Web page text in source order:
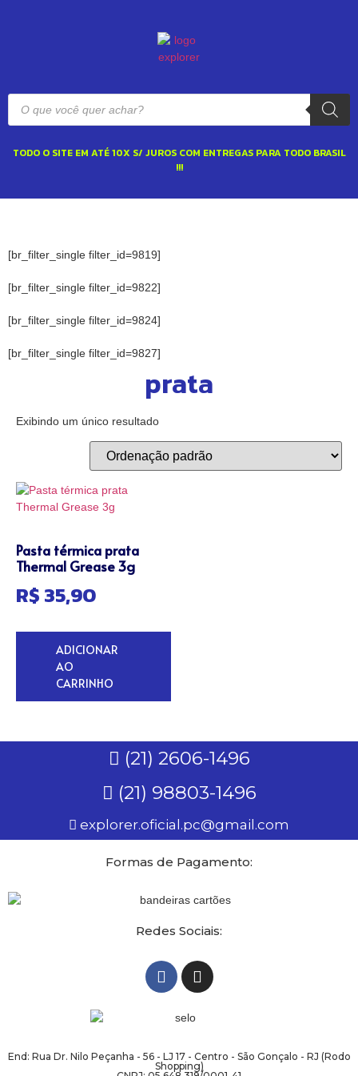
TODO O SITE EM ATÉ 10X S/ JUROS COM ENTREGAS PARA TODO BRASIL
!!!
[br_filter_single filter_id=9819]
[br_filter_single filter_id=9822]
[br_filter_single filter_id=9824]
[br_filter_single filter_id=9827]
prata
Exibindo um único resultado
Pasta térmica prata
Thermal Grease 3g
R$35,90
ADICIONAR
AO
CARRINHO
(21) 2606-1496
(21) 98803-1496
explorer.oficial.pc@gmail.com
Formas de Pagamento:
Redes Sociais:
End: Rua Dr. Nilo Peçanha - 56 - LJ 17 - Centro - São Gonçalo - RJ (Rodo
Shopping)